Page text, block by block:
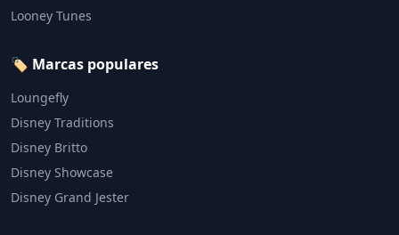
Looney Tunes
🏷️ Marcas populares
Loungefly
Disney Traditions
Disney Britto
Disney Showcase
Disney Grand Jester